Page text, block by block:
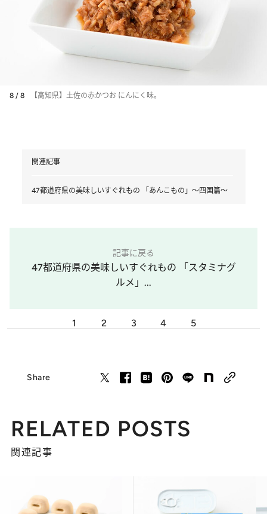
8 / 8 【高知県】土佐の赤かつお にんにく味。
関連記事
47都道府県の美味しいすぐれもの 「あんこもの」～四国篇～
記事に戻る
47都道府県の美味しいすぐれもの 「スタミナグ
ルメ」...
1 2 3 4 5
Share
RELATED POSTS
関連記事